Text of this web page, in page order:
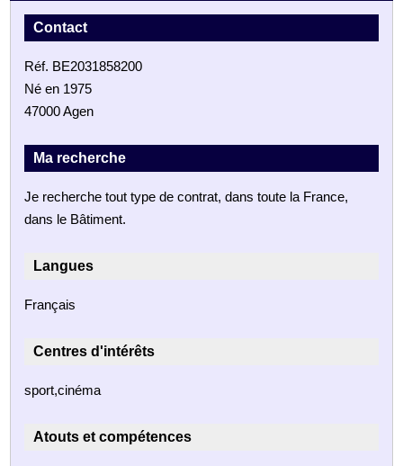
Contact
Réf. BE2031858200
Né en 1975
47000 Agen
Ma recherche
Je recherche tout type de contrat, dans toute la France,
dans le Bâtiment.
Langues
Français
Centres d'intérêts
sport,cinéma
Atouts et compétences